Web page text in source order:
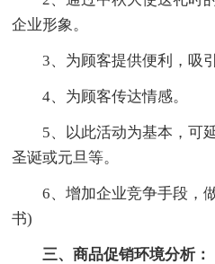
企业形象。
3、为顾客提供便利，吸
4、为顾客传达情感。
5、以此活动为基本，可
圣诞或元旦等。
6、增加企业竞争手段，
书)
三、商品促销环境分析：